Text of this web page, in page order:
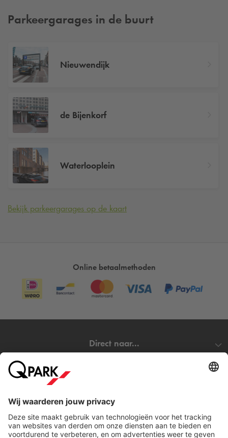
Parkeergarages in de buurt
Nieuwendijk
de Bijenkorf
Waterlooplein
Bekijk parkeergarages op de kaart
Online betaalmethoden
Direct naar...